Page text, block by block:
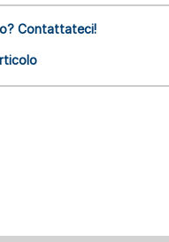
Contattateci!